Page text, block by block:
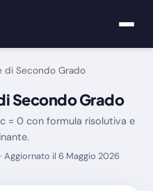
di Secondo Grado
Secondo Grado
= 0 con formula risolutiva e
Aggiornato il 6 Maggio 2026